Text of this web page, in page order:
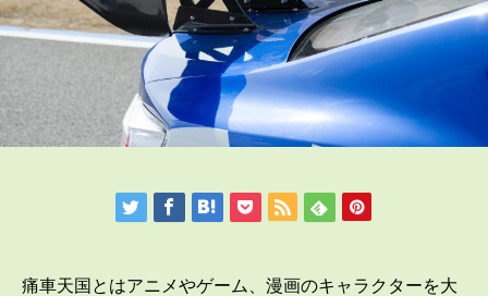
痛車天国とはアニメやゲーム、漫画のキャラクターを大